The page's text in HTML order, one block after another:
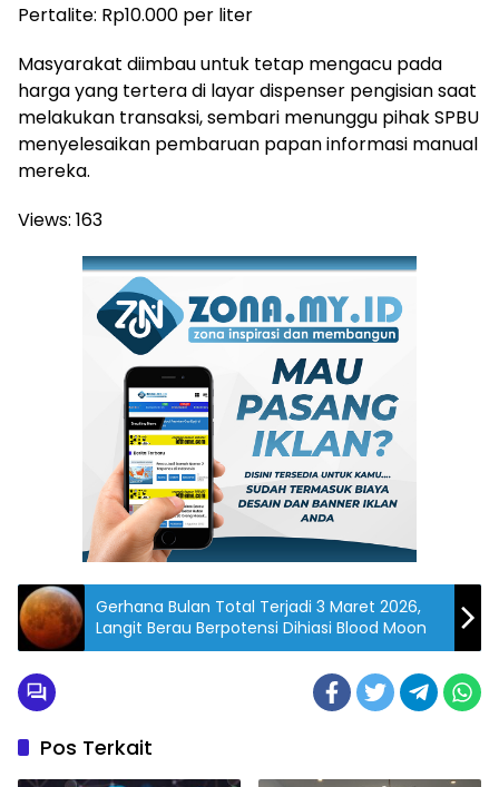
Pertalite: Rp10.000 per liter
Masyarakat diimbau untuk tetap mengacu pada
harga yang tertera di layar dispenser pengisian saat
melakukan transaksi, sembari menunggu pihak SPBU
menyelesaikan pembaruan papan informasi manual
mereka.
Views: 163
Gerhana Bulan Total Terjadi 3 Maret 2026,
Langit Berau Berpotensi Dihiasi Blood Moon
Pos Terkait